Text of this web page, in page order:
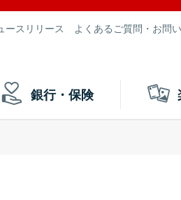
ースリリース よくあるご質問・お問
銀行・保険